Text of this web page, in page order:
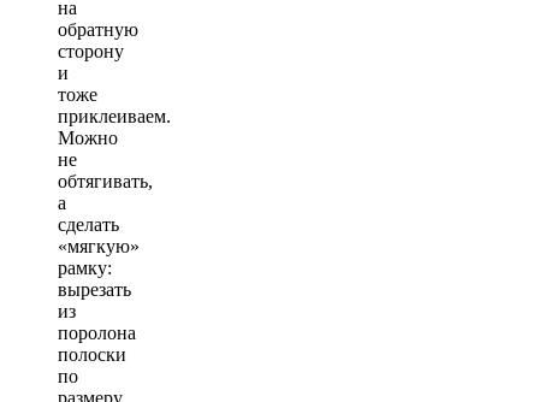
на
обратную
сторону
и
тоже
приклеиваем.
Можно
не
обтягивать,
а
сделать
«мягкую»
рамку:
вырезать
из
поролона
полоски
по
размеру